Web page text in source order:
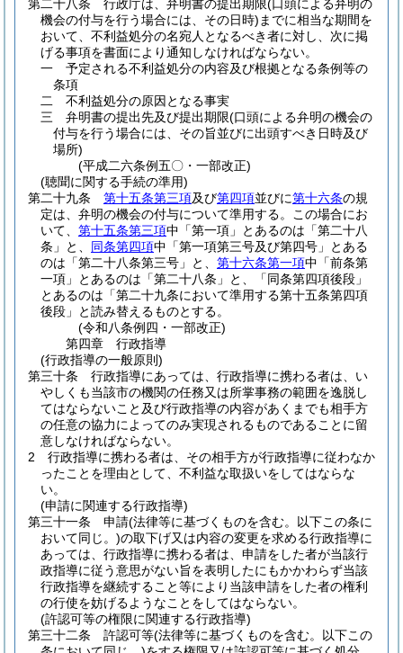
第二十八条 行政庁は、弁明書の提出期限(口頭による弁明の
機会の付与を行う場合には、その日時) までに相当な期間を
おいて、不利益処分の名宛人となるべき者に対し、次に掲
げる事項を書面により通知しなければならない。
一
予定される不利益処分の内容及び根拠となる条例等の
条項
二
不利益処分の原因となる事実
三
弁明書の提出先及び提出期限(口頭による弁明の機会の
付与を行う場合には、その旨並びに出頭すべき日時及び
場所)
(平成二六条例五〇・一部改正)
(聴聞に関する手続の準用)
第二十九条
第十五条第三項及び第四項並びに第十六条の規
定は、弁明の機会の付与について準用する。
この場合にお
いて、 第十五条第三項中「第一項」とあるのは「第二十八
条」と、 同条第四項中「第一項第三号及び第四号」とある
のは「第二十八条第三号」と、 第十六条第一項中「前条第
一項」とあるのは「第二十八条」と、「同条第四項後段」
とあるのは「第二十九条において準用する第十五条第四項
後段」と読み替えるものとする。
(令和八条例四・一部改正)
第四章
行政指導
(行政指導の一般原則)
第三十条
行政指導にあっては、行政指導に携わる者は、い
やしくも当該市の機関の任務又は所掌事務の範囲を逸脱し
てはならないこと及び行政指導の内容があくまでも相手方
の任意の協力によってのみ実現されるものであることに留
意しなければならない。
2
行政指導に携わる者は、その相手方が行政指導に従わなか
ったことを理由として、不利益な取扱いをしてはならな
い。
(申請に関連する行政指導)
第三十一条
申請(法律等に基づくものを含む。以下この条に
おいて同じ。)の取下げ又は内容の変更を求める行政指導に
あっては、行政指導に携わる者は、申請をした者が当該行
政指導に従う意思がない旨を表明したにもかかわらず当該
行政指導を継続すること等により当該申請をした者の権利
の行使を妨げるようなことをしてはならない。
(許認可等の権限に関連する行政指導)
第三十二条
許認可等(法律等に基づくものを含む。以下この